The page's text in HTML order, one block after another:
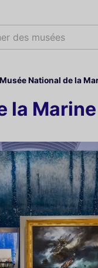
des m
Musée National de la
la